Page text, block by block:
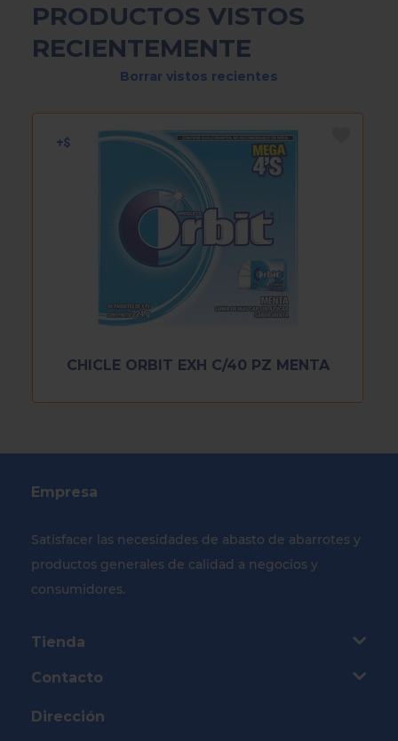
PRODUCTOS VISTOS
RECIENTEMENTE
Borrar vistos recientes
CHICLE ORBIT EXH C/40 PZ MENTA
Empresa
Satisfacer las necesidades de abasto de abarrotes y
productos generales de calidad a negocios y
consumidores.
Tienda
Contacto
Dirección